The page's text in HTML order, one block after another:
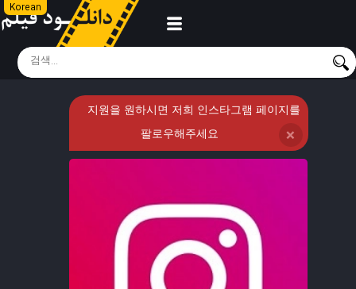
Korean
지원을 원하시면 저희 인스타그램 페이지를
팔로우해주세요
❌